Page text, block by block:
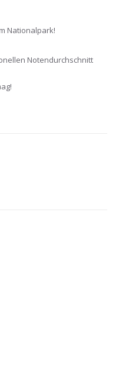
Nationalpark!
Notendurchschnitt